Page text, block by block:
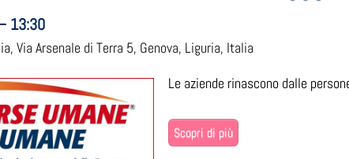
13:30
Via Arsenale di Terra 5, Genova, Liguria, Italia
Le aziende rinascono dalle
Scopri di più